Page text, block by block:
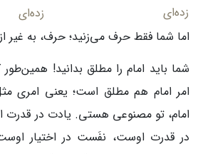
زده‌ای
زده‌ای
اما شما فقط حرف می‌زنید؛ حرف، به غیر
شما باید امام را مطلق بدانید!
امر امام هم مطلق است؛ یعنی امری
امام، تو مصنوعی هستی. یادت در
در قدرت اوست، نفَست در اختیار